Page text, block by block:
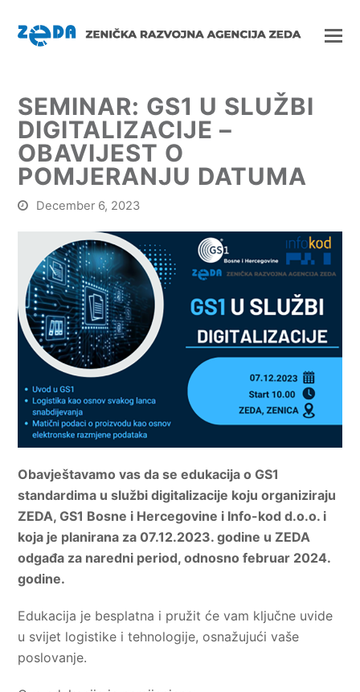
SEMINAR: GS1 U SLUŽBI
DIGITALIZACIJE –
OBAVIJEST O
POMJERANJU DATUMA
December 6, 2023
Obavještavamo vas da se edukacija o GS1
standardima u službi digitalizacije koju organiziraju
ZEDA, GS1 Bosne i Hercegovine i Info-kod d.o.o. i
koja je planirana za 07.12.2023. godine u ZEDA
odgađa za naredni period, odnosno februar 2024.
godine.
Edukacija je besplatna i pružit će vam ključne uvide
u svijet logistike i tehnologije, osnažujući vaše
poslovanje.